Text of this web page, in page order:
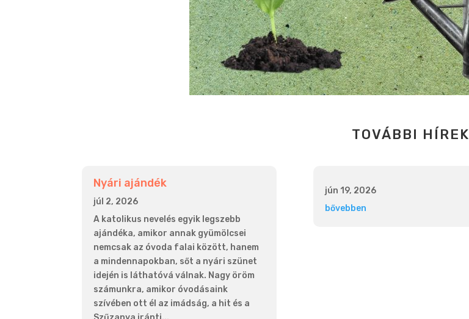
TOVÁBBI HÍREK
Nyári ajándék
júl 2, 2026
A katolikus nevelés egyik legszebb
ajándéka, amikor annak gyümölcsei
nemcsak az óvoda falai között, hanem
a mindennapokban, sőt a nyári szünet
idején is láthatóvá válnak. Nagy öröm
számunkra, amikor óvodásaink
szívében ott él az imádság, a hit és a
jún 19, 2026
bővebben